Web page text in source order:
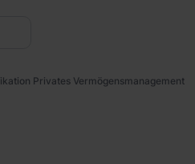
Privates Vermögensmanagement